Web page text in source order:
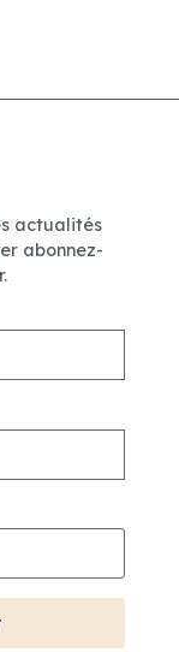
actualités
abonnez-